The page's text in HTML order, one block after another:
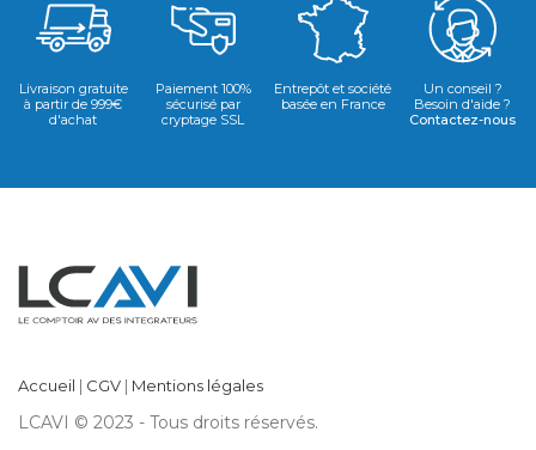
Livraison gratuite
à partir de 999€
d'achat
Paiement 100%
sécurisé par
cryptage SSL
Entrepôt et société
basée en France
Un conseil ?
Besoin d'aide ?
Contactez-nous
Accueil | CGV | Mentions légales
LCAVI © 2023 - Tous droits réservés.